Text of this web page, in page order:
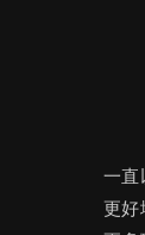
一直
更好